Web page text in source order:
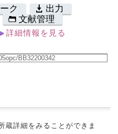
ク
出力
文献管理
詳細情報を見る
蔵詳細をみることができま